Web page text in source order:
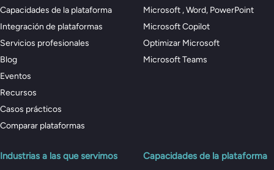
Capacidades de la plataforma
Integración de plataformas
Servicios profesionales
Blog
Eventos
Recursos
Casos prácticos
Comparar plataformas
Microsoft , Word, PowerPoint
Microsoft Copilot
Optimizar Microsoft
Microsoft Teams
Industrias a las que servimos Capacidades de la plataforma